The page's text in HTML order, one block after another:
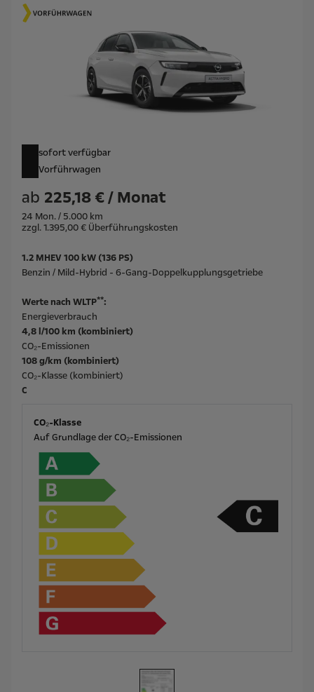
sofort verfügbar
Vorführwagen
ab 225,18 € / Monat
24 Mon. / 5.000 km
zzgl. 1.395,00 € Überführungskosten
1.2 MHEV 100 kW (136 PS)
Benzin / Mild-Hybrid - 6-Gang-Doppelkupplungsgetriebe
Werte nach WLTP**:
Energieverbrauch
4,8 l/100 km (kombiniert)
CO₂-Emissionen
108 g/km (kombiniert)
CO₂-Klasse (kombiniert)
C
CO₂-Klasse
Auf Grundlage der CO₂-Emissionen